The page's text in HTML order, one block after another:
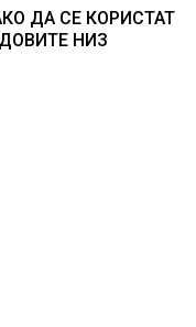
ДА СЕ КОРИСТАТ
НИЗ